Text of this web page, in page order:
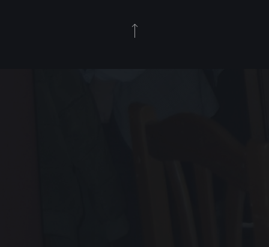
Back to Top